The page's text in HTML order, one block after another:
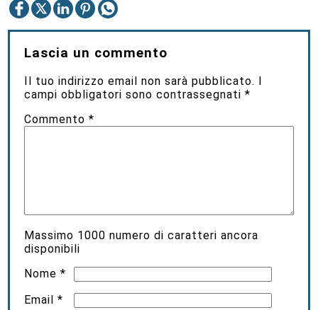
Lascia un commento
Il tuo indirizzo email non sarà pubblicato. I
campi obbligatori sono contrassegnati*
Commento*
Massimo 1000 numero di caratteri ancora
disponibili
Nome*
Email*